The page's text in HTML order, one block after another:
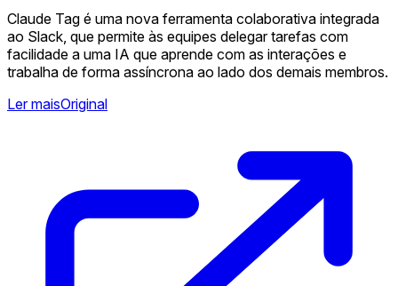
Claude Tag é uma nova ferramenta colaborativa integrada
ao Slack, que permite às equipes delegar tarefas com
facilidade a uma IA que aprende com as interações e
trabalha de forma assíncrona ao lado dos demais membros.
Ler maisOriginal